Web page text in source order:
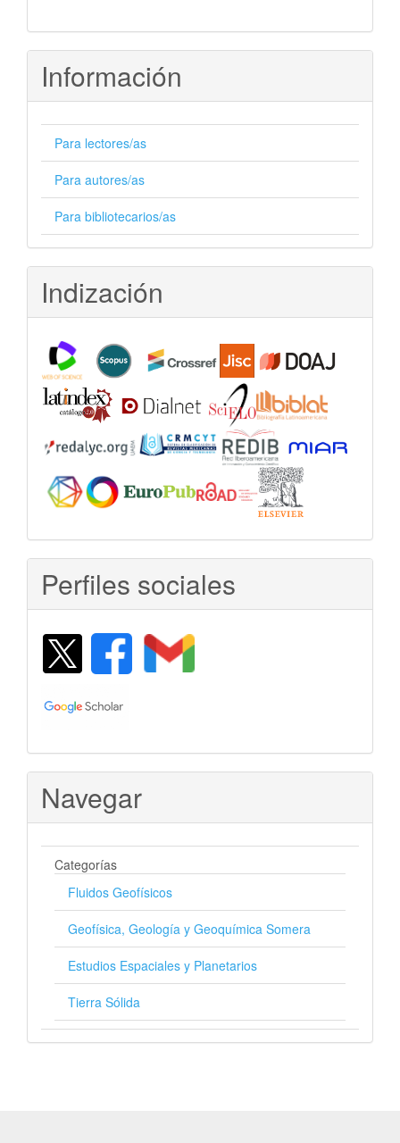
Información
Para lectores/as
Para autores/as
Para bibliotecarios/as
Indización
Perfiles sociales
Navegar
Categorías
Fluidos Geofísicos
Geofísica, Geología y Geoquímica Somera
Estudios Espaciales y Planetarios
Tierra Sólida